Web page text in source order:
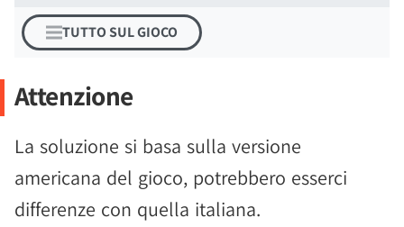
TUTTO SUL GIOCO
Attenzione
La soluzione si basa sulla versione
americana del gioco, potrebbero esserci
differenze con quella italiana.